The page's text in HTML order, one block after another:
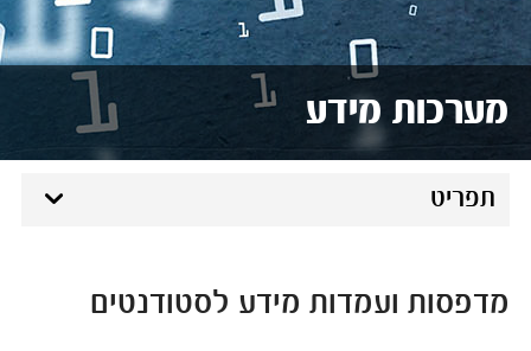
מערכות מידע
תפריט
מדפסות ועמדות מידע לסטודנטים